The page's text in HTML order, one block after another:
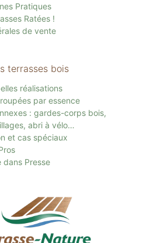
Pratiques
Ratées !
de vente
terrasses bois
réalisations
par essence
: gardes-corps bois,
abri à vélo…
et cas spéciaux
dans Presse